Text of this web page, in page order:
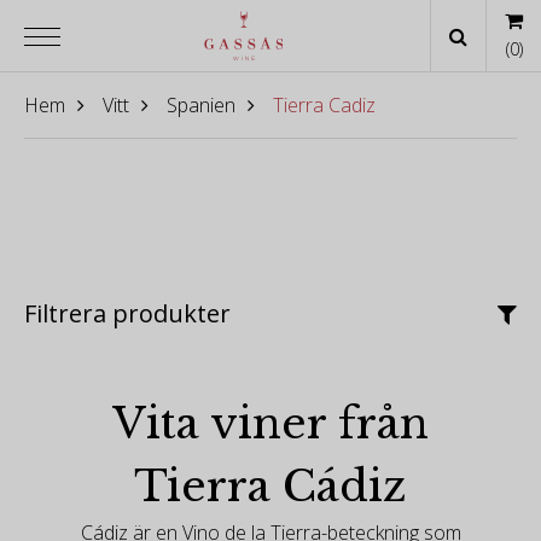
Hem Vitt Spanien Tierra Cadiz
Filtrera produkter
Vita viner från
Tierra Cádiz
Cádiz är en Vino de la Tierra-beteckning som
(0)